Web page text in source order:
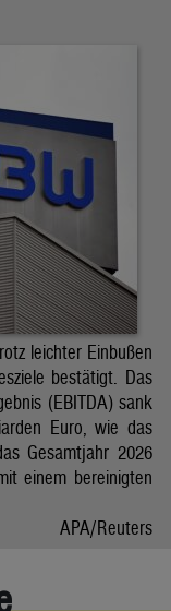
leichter Einbußen
bestätigt. Das
(EBITDA) sank
Euro, wie das
Gesamtjahr 2026
einem bereinigten
APA/Reuters